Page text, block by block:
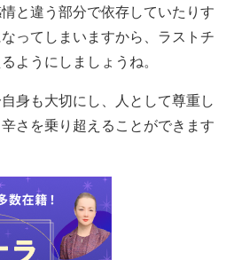
と違う部分で依存していたりす
ってしまいますから、ラストチ
ようにしましょうね。
身も大切にし、人として尊重し
さを乗り超えることができます